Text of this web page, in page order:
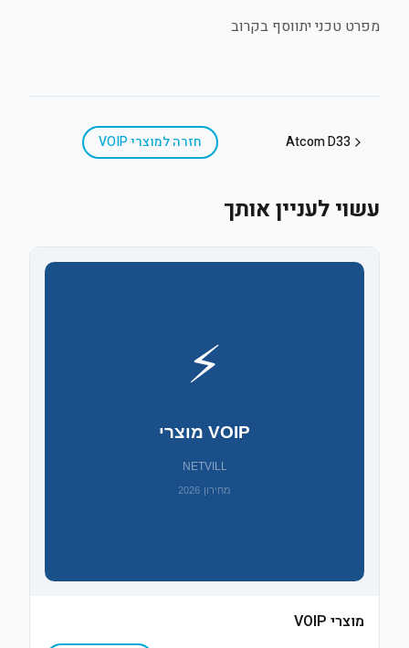
מפרט טכני יתווסף בקרוב
Atcom D33 חזרה למוצרי VOIP
עשוי לעניין אותך
מוצרי VOIP